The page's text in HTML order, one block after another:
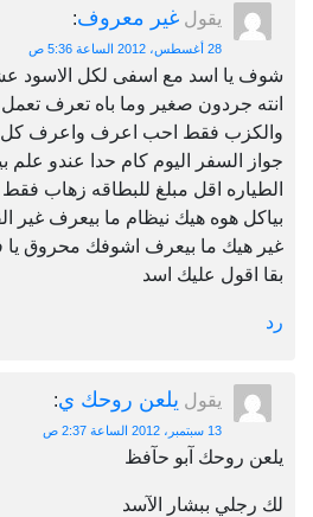
يقول غير معروف:
28 أغسطس، 2012 الساعة 5:36 ص
شوف يا اسد مع اسفى لكل الاسود
انته جردون صغير وما باه تعرف
والكزب فقط احب اعرف واعرف كل
بياكل هوه هيك نيظام ما بيعرف غير
غير هيك ما بيعرف اشوفك محروق يا
بقا اقول عليك اسد
رد
يقول يلعن روحك ي:
13 سبتمبر، 2012 الساعة 2:37 ص
يلعن روحك آبو حآفظ
لك رجلي ببشار الآسد